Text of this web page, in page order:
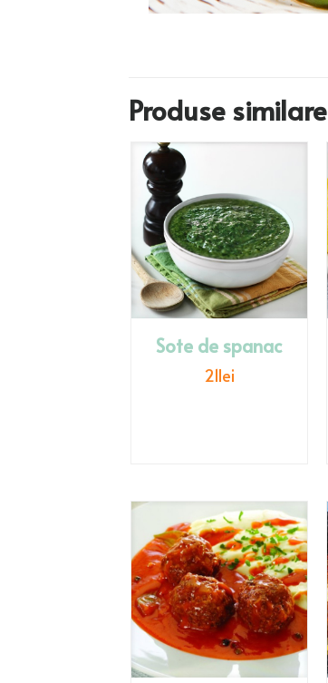
Produse similare
Sote de spanac
21lei